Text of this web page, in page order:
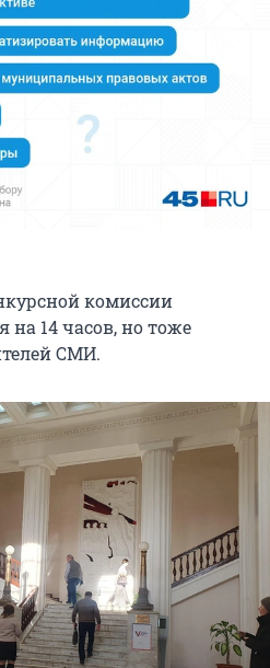
комиссии
на 14 часов, но тоже
СМИ.